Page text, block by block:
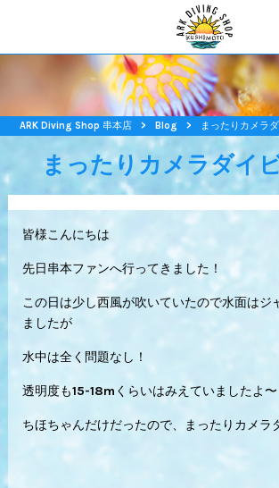
ARK Diving Shop 串本店 > Blog > まったりカメラ
まったりカメラダイ
皆様こんにちは
先日串本ファンへ行ってきました！
この日は少し西風が吹いていたので水面はジ
ましたが
水中は全く問題なし！
透明度も15-18mくらいはみえていましたよ〜
ちほちゃんだけだったので、まったりカメラ